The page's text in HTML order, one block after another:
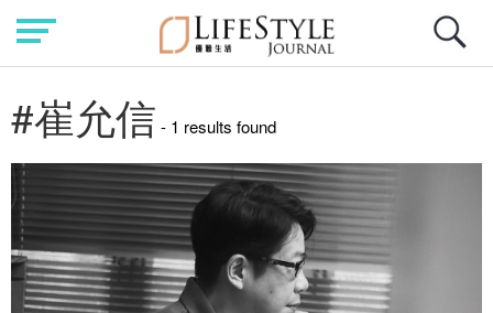
#崔允信 - 1 results found